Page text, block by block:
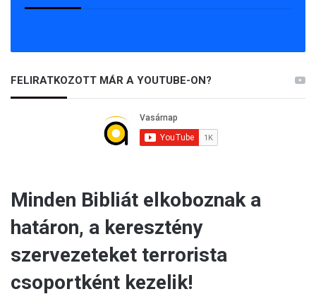
FELIRATKOZOTT MÁR A YOUTUBE-ON?